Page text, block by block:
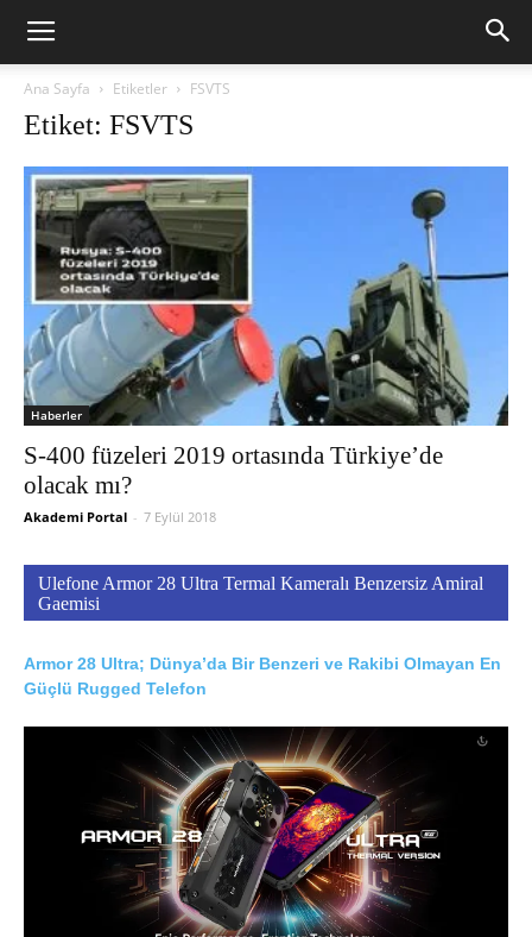
Ana Sayfa Etiketler FSVTS
Etiket: FSVTS
Haberler
S-400 füzeleri 2019 ortasında Türkiye’de
olacak mı?
Akademi Portal - 7 Eylül 2018
Ulefone Armor 28 Ultra Termal Kameralı Benzersiz Amiral
Gaemisi
Armor 28 Ultra; Dünya’da Bir Benzeri ve Rakibi Olmayan En
Güçlü Rugged Telefon